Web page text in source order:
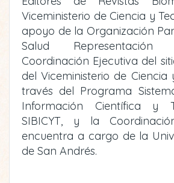
Viceministerio de Ciencia y
apoyo de la Organización
Salud
Coordinación Ejecutiva del
del Viceministerio de Ciencia
través del Programa
Información Científica y
SIBICYT, y la
encuentra a cargo de la
de San Andrés.